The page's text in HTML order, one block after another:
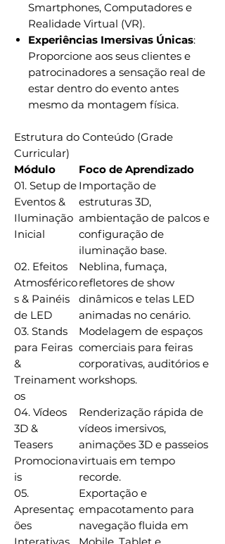
Smartphones, Computadores e
Realidade Virtual (VR).
Experiências Imersivas Únicas:
Proporcione aos seus clientes e
patrocinadores a sensação real de
estar dentro do evento antes
mesmo da montagem física.
Estrutura do Conteúdo (Grade
Curricular)
Módulo
Foco de Aprendizado
01. Setup de
Eventos &
Iluminação
Inicial
Importação de
estruturas 3D,
ambientação de palcos e
configuração de
iluminação base.
02. Efeitos
Atmosférico
s & Painéis
de LED
Neblina, fumaça,
refletores de show
dinâmicos e telas LED
animadas no cenário.
03. Stands
para Feiras
&
Treinament
os
Modelagem de espaços
comerciais para feiras
corporativas, auditórios e
workshops.
04. Vídeos
3D &
Teasers
Promociona
is
Renderização rápida de
vídeos imersivos,
animações 3D e passeios
virtuais em tempo
recorde.
05.
Apresentaç
ões
Exportação e
empacotamento para
navegação fluida em